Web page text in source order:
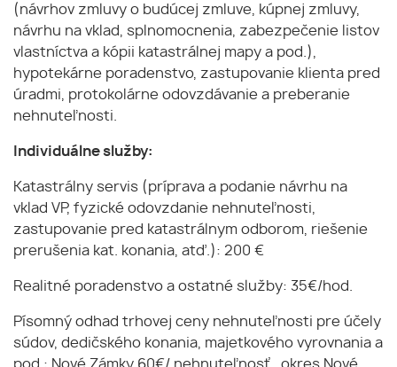
(návrhov zmluvy o budúcej zmluve, kúpnej zmluvy,
návrhu na vklad, splnomocnenia, zabezpečenie listov
vlastníctva a kópii katastrálnej mapy a pod.),
hypotekárne poradenstvo, zastupovanie klienta pred
úradmi, protokolárne odovzdávanie a preberanie
nehnuteľnosti.
Individuálne služby:
Katastrálny servis (príprava a podanie návrhu na
vklad VP, fyzické odovzdanie nehnuteľnosti,
zastupovanie pred katastrálnym odborom, riešenie
prerušenia kat. konania, atď.): 200 €
Realitné poradenstvo a ostatné služby: 35€/hod.
Písomný odhad trhovej ceny nehnuteľnosti pre účely
súdov, dedičského konania, majetkového vyrovnania a